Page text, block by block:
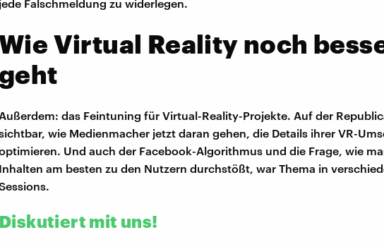
jede Falschmeldung zu widerlegen.
Virtual Reality noch
Außerdem: das Feintuning für Virtual-Reality-Projekte. Auf der
wie Medienmacher jetzt daran gehen, die Details ihrer VR-
Und auch der Facebook-Algorithmus und die Frage, wie
Inhalten am besten zu den Nutzern durchstößt, war Thema in
Diskutiert mit uns!